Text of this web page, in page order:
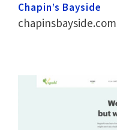
Chapin’s Bayside
chapinsbayside.com